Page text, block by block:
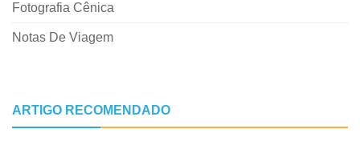
Fotografia Cênica
Notas De Viagem
ARTIGO RECOMENDADO